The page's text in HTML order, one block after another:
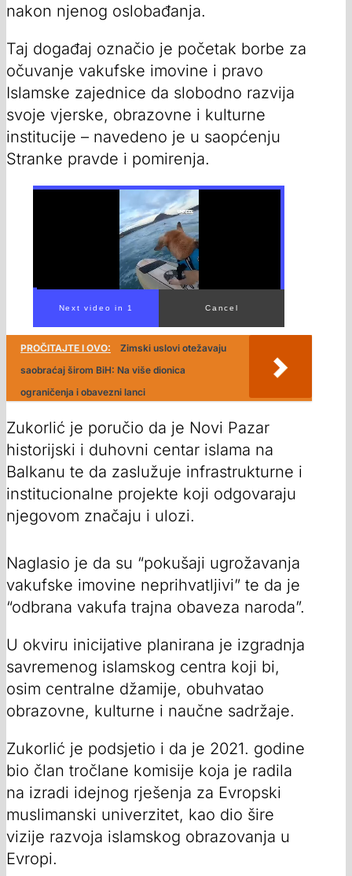
nakon njenog oslobađanja.
Taj događaj označio je početak borbe za
očuvanje vakufske imovine i pravo
Islamske zajednice da slobodno razvija
svoje vjerske, obrazovne i kulturne
institucije – navedeno je u saopćenju
Stranke pravde i pomirenja.
PROČITAJTE I OVO:
Zimski uslovi otežavaju
saobraćaj širom BiH: Na više dionica
ograničenja i obavezni lanci
Zukorlić je poručio da je Novi Pazar
historijski i duhovni centar islama na
Balkanu te da zaslužuje infrastrukturne i
institucionalne projekte koji odgovaraju
njegovom značaju i ulozi.
Naglasio je da su “pokušaji ugrožavanja
vakufske imovine neprihvatljivi” te da je
“odbrana vakufa trajna obaveza naroda”.
U okviru inicijative planirana je izgradnja
savremenog islamskog centra koji bi,
osim centralne džamije, obuhvatao
obrazovne, kulturne i naučne sadržaje.
Zukorlić je podsjetio i da je 2021. godine
bio član tročlane komisije koja je radila
na izradi idejnog rješenja za Evropski
muslimanski univerzitet, kao dio šire
vizije razvoja islamskog obrazovanja u
Evropi.